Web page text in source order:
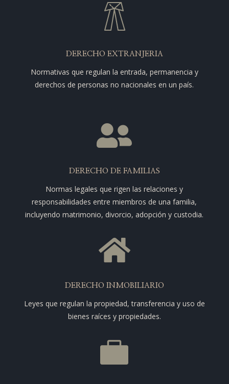
DERECHO EXTRANJERIA
Normativas que regulan la entrada, permanencia y
derechos de personas no nacionales en un país.

DERECHO DE FAMILIAS
Normas legales que rigen las relaciones y
responsabilidades entre miembros de una familia,
incluyendo matrimonio, divorcio, adopción y custodia.

DERECHO INMOBILIARIO
Leyes que regulan la propiedad, transferencia y uso de
bienes raíces y propiedades.
